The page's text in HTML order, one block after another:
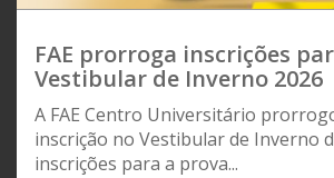
FAE prorroga inscrições
Vestibular de Inverno 2026
A FAE Centro Universitário
inscrição no Vestibular de Inverno
inscrições para a prova...